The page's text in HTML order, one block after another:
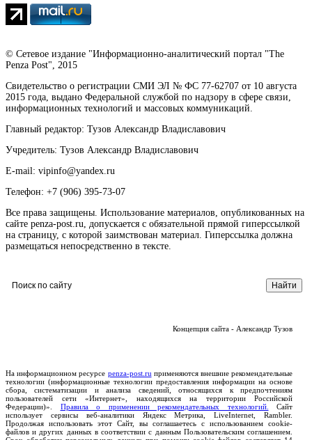
© Сетевое издание "Информационно-аналитический портал "The
Penza Post", 2015
Свидетельство о регистрации СМИ ЭЛ № ФС 77-62707 от 10 августа
2015 года, выдано Федеральной службой по надзору в сфере связи,
информационных технологий и массовых коммуникаций.
Главный редактор: Тузов Александр Владиславович
Учредитель: Тузов Александр Владиславович
E-mail: vipinfo@yandex.ru
Телефон: +7 (906) 395-73-07
Все права защищены. Использование материалов, опубликованных на
сайте penza-post.ru, допускается с обязательной прямой гиперссылкой
на страницу, с которой заимствован материал. Гиперссылка должна
размещаться непосредственно в тексте.
Концепция сайта - Александр Тузов
На информационном ресурсе penza-post.ru применяются внешние рекомендательные
технологии (информационные технологии предоставления информации на основе
сбора, систематизации и анализа сведений, относящихся к предпочтениям
пользователей сети «Интернет», находящихся на территории Российской
Федерации)». Правила о применении рекомендательных технологий.
Сайт
использует сервисы веб-аналитики Яндекс Метрика, LiveInternet, Rambler.
Продолжая использовать этот Сайт, вы соглашаетесь с использованием cookie-
файлов и других данных в соответствии с данным Пользовательским соглашением.